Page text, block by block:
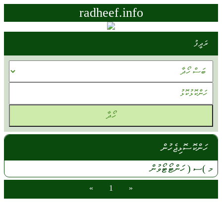
radheef.info
ރަދީފު
ހަންކޮސޮޅިޖެހުން
މ )ސ (ހަންޓޯޓޯވުން
«
1
»